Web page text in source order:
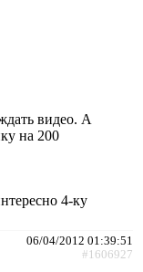
видео. А
на 200
4-ку
06/04/2012 01:39:51
#1606927